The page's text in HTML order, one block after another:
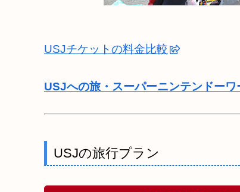
USJチケットの料金比較
USJへの旅・スーパーニンテンドー
USJの旅行プラン